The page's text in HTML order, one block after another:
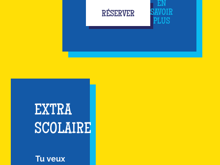
RÉSERVER
EN
SAVOIR
PLUS
EXTRA
SCOLAIRE
Tu veux